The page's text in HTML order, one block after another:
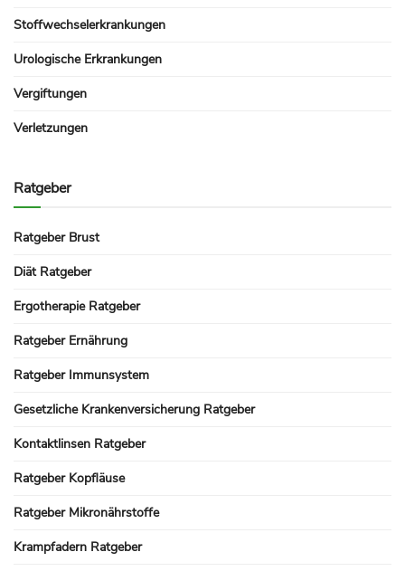
Stoffwechselerkrankungen
Urologische Erkrankungen
Vergiftungen
Verletzungen
Ratgeber
Ratgeber Brust
Diät Ratgeber
Ergotherapie Ratgeber
Ratgeber Ernährung
Ratgeber Immunsystem
Gesetzliche Krankenversicherung Ratgeber
Kontaktlinsen Ratgeber
Ratgeber Kopfläuse
Ratgeber Mikronährstoffe
Krampfadern Ratgeber